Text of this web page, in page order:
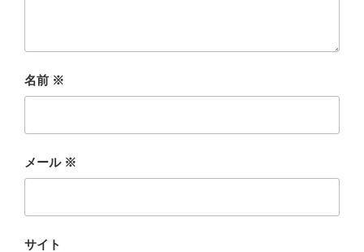
名前 ※
メール ※
サイト